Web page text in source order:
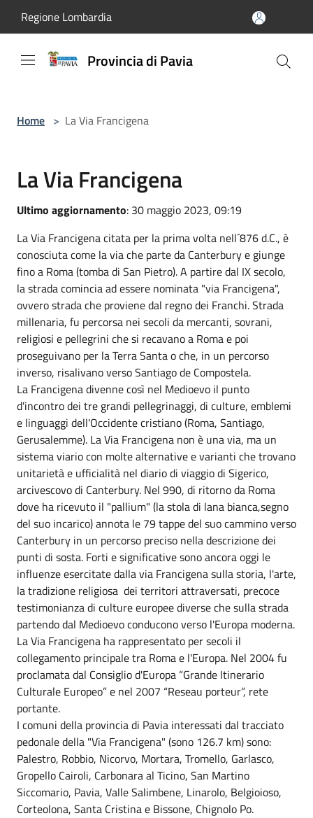
Regione Lombardia
Provincia di Pavia
Home > La Via Francigena
La Via Francigena
Ultimo aggiornamento: 30 maggio 2023, 09:19
La Via Francigena citata per la prima volta nell´876 d.C., è
conosciuta come la via che parte da Canterbury e giunge
fino a Roma (tomba di San Pietro). A partire dal IX secolo,
la strada comincia ad essere nominata "via Francigena",
ovvero strada che proviene dal regno dei Franchi. Strada
millenaria, fu percorsa nei secoli da mercanti, sovrani,
religiosi e pellegrini che si recavano a Roma e poi
proseguivano per la Terra Santa o che, in un percorso
inverso, risalivano verso Santiago de Compostela.
La Francigena divenne così nel Medioevo il punto
d'incontro dei tre grandi pellegrinaggi, di culture, emblemi
e linguaggi dell'Occidente cristiano (Roma, Santiago,
Gerusalemme). La Via Francigena non è una via, ma un
sistema viario con molte alternative e varianti che trovano
unitarietà e ufficialità nel diario di viaggio di Sigerico,
arcivescovo di Canterbury. Nel 990, di ritorno da Roma
dove ha ricevuto il "pallium" (la stola di lana bianca,segno
del suo incarico) annota le 79 tappe del suo cammino verso
Canterbury in un percorso preciso nella descrizione dei
punti di sosta. Forti e significative sono ancora oggi le
influenze esercitate dalla via Francigena sulla storia, l'arte,
la tradizione religiosa dei territori attraversati, precoce
testimonianza di culture europee diverse che sulla strada
partendo dal Medioevo conducono verso l'Europa moderna.
La Via Francigena ha rappresentato per secoli il
collegamento principale tra Roma e l'Europa. Nel 2004 fu
proclamata dal Consiglio d'Europa “Grande Itinerario
Culturale Europeo” e nel 2007 “Reseau porteur”, rete
portante.
I comuni della provincia di Pavia interessati dal tracciato
pedonale della "Via Francigena" (sono 126.7 km) sono:
Palestro, Robbio, Nicorvo, Mortara, Tromello, Garlasco,
Gropello Cairoli, Carbonara al Ticino, San Martino
Siccomario, Pavia, Valle Salimbene, Linarolo, Belgioioso,
Corteolona, Santa Cristina e Bissone, Chignolo Po.